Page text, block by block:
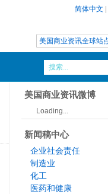
简体中文
美国商业资讯微博
Loading...
新闻稿中心
企业社会责任
制造业
化工
医药和健康